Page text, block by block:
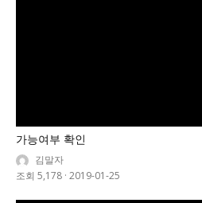
가능여부 확인
김말자
조회 5,178 · 2019-01-25